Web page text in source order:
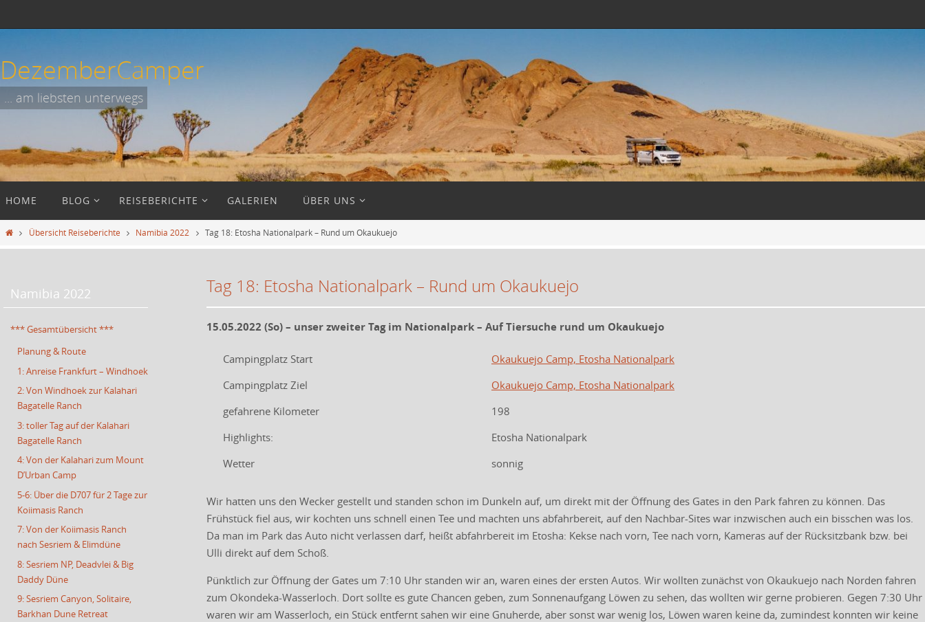
DezemberCamper
... am liebsten unterwegs
Inhalt
springen
HOME BLOG REISEBERICHTE GALERIEN ÜBER UNS
StartÜbersicht Reiseberichte Namibia 2022 Tag 18: Etosha Nationalpark – Rund um Okaukuejo
Tag 18: Etosha Nationalpark – Rund um Okaukuejo
15.05.2022 (So) – unser zweiter Tag im Nationalpark – Auf Tiersuche rund um Okaukuejo
Campingplatz Start
Okaukuejo Camp, Etosha Nationalpark
Campingplatz Ziel
Okaukuejo Camp, Etosha Nationalpark
gefahrene Kilometer
198
Highlights:
Etosha Nationalpark
Wetter
sonnig
Wir hatten uns den Wecker gestellt und standen schon im Dunkeln auf, um direkt mit der Öffnung des Gates in den Park fahren zu können. Das
Frühstück fiel aus, wir kochten uns schnell einen Tee und machten uns abfahrbereit, auf den Nachbar-Sites war inzwischen auch ein bisschen was los.
Da man im Park das Auto nicht verlassen darf, heißt abfahrbereit im Etosha: Kekse nach vorn, Tee nach vorn, Kameras auf der Rücksitzbank bzw. bei
Ulli direkt auf dem Schoß.
Pünktlich zur Öffnung der Gates um 7:10 Uhr standen wir an, waren eines der ersten Autos. Wir wollten zunächst von Okaukuejo nach Norden fahren
zum Okondeka-Wasserloch. Dort sollte es gute Chancen geben, zum Sonnenaufgang Löwen zu sehen, das wollten wir gerne probieren. Gegen 7:30 Uhr
waren wir am Wasserloch, ein Stück entfernt sahen wir eine Gnuherde, aber sonst war wenig los, Löwen waren keine da, zumindest konnten wir keine
Namibia 2022
*** Gesamtübersicht ***
Planung & Route
1: Anreise Frankfurt – Windhoek
2: Von Windhoek zur Kalahari
Bagatelle Ranch
3: toller Tag auf der Kalahari
Bagatelle Ranch
4: Von der Kalahari zum Mount
D’Urban Camp
5-6: Über die D707 für 2 Tage zur
Koiimasis Ranch
7: Von der Koiimasis Ranch
nach Sesriem & Elimdüne
8: Sesriem NP, Deadvlei & Big
Daddy Düne
9: Sesriem Canyon, Solitaire,
Barkhan Dune Retreat